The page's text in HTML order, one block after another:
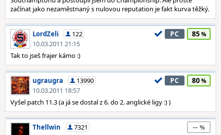
začínat jako nezaměstnaný s nulovou reputation je fakt kurva těžký.
LordZeli
122
10.03.2011 21:15
PC 85
Tak to jseš frajer kámo :)
ugraugra
13990
10.03.2011 18:57
PC 80
Vyšel patch 11.3 (a já se dostal z 6. do 2. anglické ligy :) )
Thellwin
7321
--